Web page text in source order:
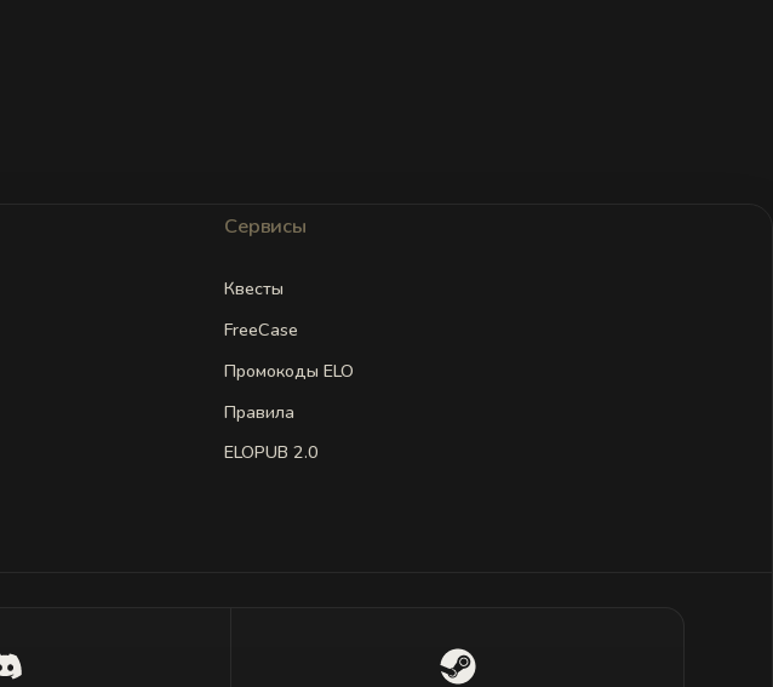
Сервисы
Квесты
FreeCase
Промокоды ELO
Правила
ELOPUB 2.0